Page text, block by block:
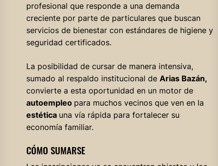
profesional que responde a una demanda
creciente por parte de particulares que buscan
servicios de bienestar con estándares de higiene y
seguridad certificados.
La posibilidad de cursar de manera intensiva,
sumado al respaldo institucional de Arias Bazán,
convierte a esta oportunidad en un motor de
autoempleo para muchos vecinos que ven en la
estética una vía rápida para fortalecer su
economía familiar.
CÓMO SUMARSE